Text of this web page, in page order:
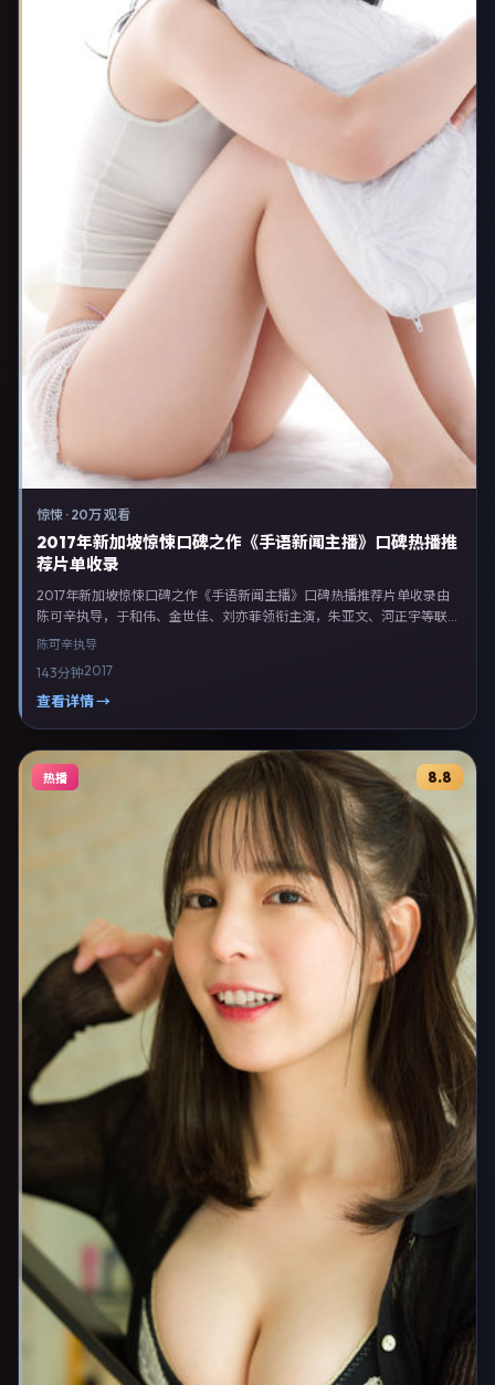
惊悚 · 20万 观看
2017年新加坡惊悚口碑之作《手语新闻主播》口碑热播推
荐片单收录
2017年新加坡惊悚口碑之作《手语新闻主播》口碑热播推荐片单收录由
陈可辛执导，于和伟、金世佳、刘亦菲领衔主演，朱亚文、河正宇等联合
出演。剧情以惊悚类型为主线，融合新加坡本土叙事与人物弧光，适合检
起在新加坡地区网络平台首播，支持高清与多语言字幕。影片在节奏、摄
影与配乐上强调沉浸体验，可作为片单推荐、影评长文与专题策划的引用
陈可辛执导
143分钟2017
查看详情 →
热播 8.8